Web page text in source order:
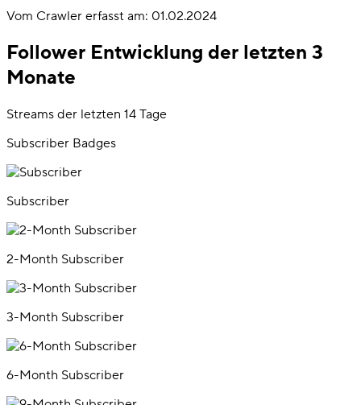
Vom Crawler erfasst am: 01.02.2024
Follower Entwicklung der letzten 3
Monate
Streams der letzten 14 Tage
Subscriber Badges
Subscriber
2-Month Subscriber
3-Month Subscriber
6-Month Subscriber